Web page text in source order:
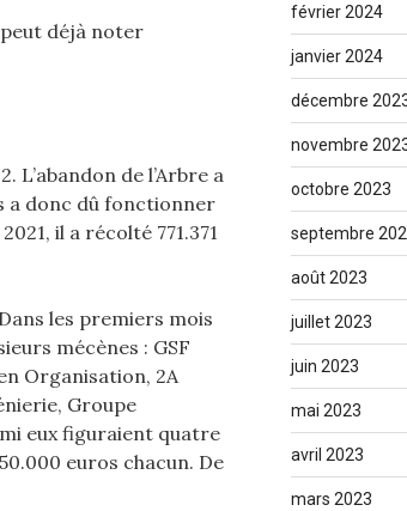
déjà noter
L’abandon de l’Arbre a
a donc dû fonctionner
il a récolté 771.371
les premiers mois
mécènes : GSF
Organisation, 2A
Groupe
eux figuraient quatre
euros chacun. De
février 2024
janvier 2024
décembre
novembre
octobre 2023
septembre
août 2023
juillet 2023
juin 2023
mai 2023
avril 2023
mars 2023